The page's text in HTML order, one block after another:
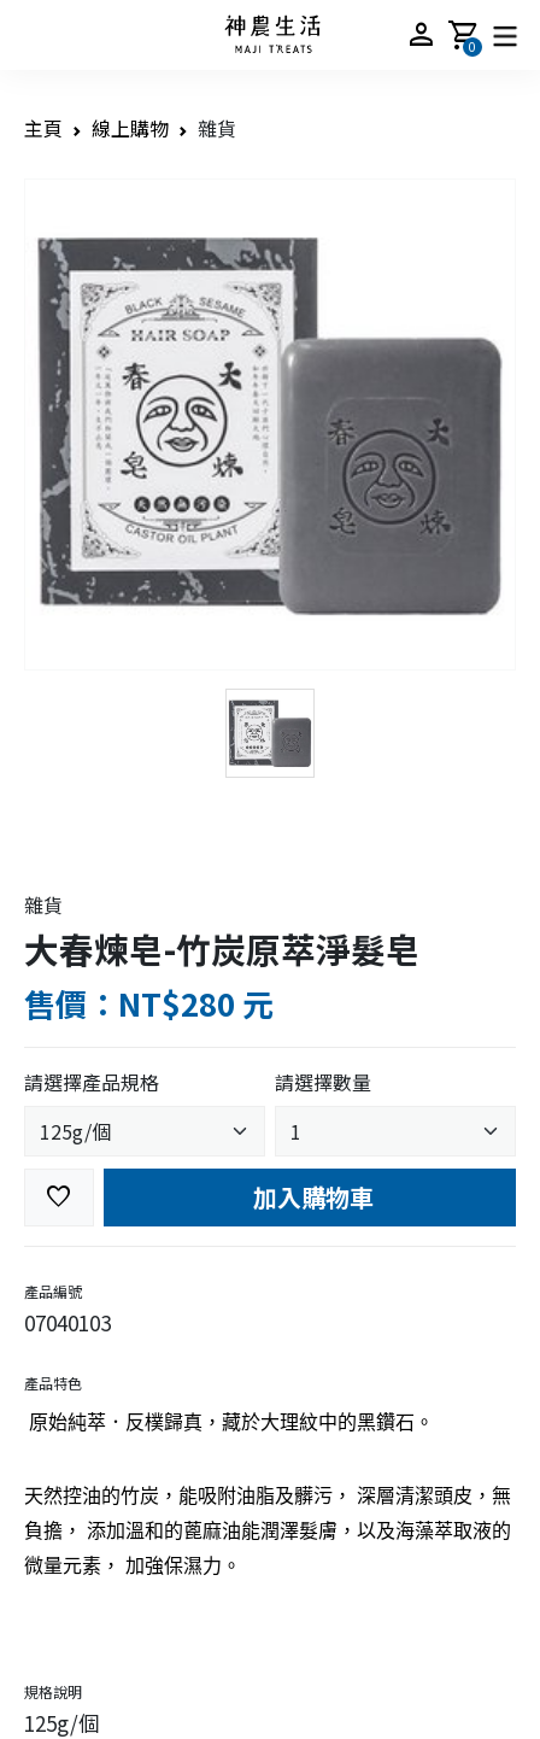
person shopping_cart
0
主頁 線上購物 雜貨
雜貨
大春煉皂-竹炭原萃淨髮皂
售價：NT$280 元
請選擇產品規格 請選擇數量
favorite 加入購物車
產品編號
07040103
產品特色
原始純萃．反樸歸真，藏於大理紋中的黑鑽石。
天然控油的竹炭，能吸附油脂及髒污， 深層清潔頭皮，無
負擔， 添加溫和的蓖麻油能潤澤髮膚，以及海藻萃取液的
微量元素， 加強保濕力。
規格說明
125g/個